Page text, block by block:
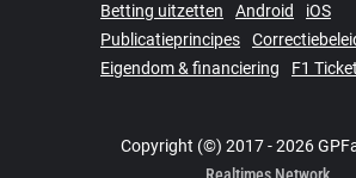
Betting uitzetten
Android
iOS
Publicatieprincipes
Eigendom & financiering
F1
Copyright (©) 2017 - 2026